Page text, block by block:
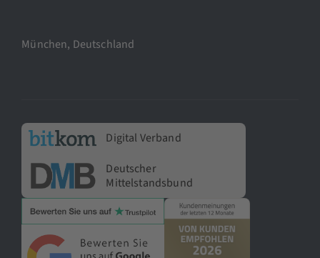
München, Deutschland
Digital Verband
Deutscher
Mittelstandsbund